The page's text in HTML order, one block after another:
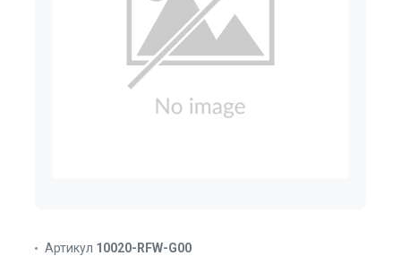
Артикул 10020-RFW-G00